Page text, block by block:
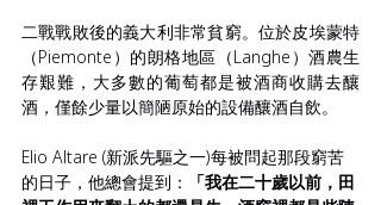
二戰戰敗後的義大利非常貧窮。位於皮埃蒙特
（Piemonte）的朗格地區（Langhe）酒農生
存艱難，大多數的葡萄都是被酒商收購去釀
酒，僅餘少量以簡陋原始的設備釀酒自飲。
Elio Altare (新派先驅之一)每被問起那段窮苦
的日子，他總會提到：
「我在二十歲以前，田